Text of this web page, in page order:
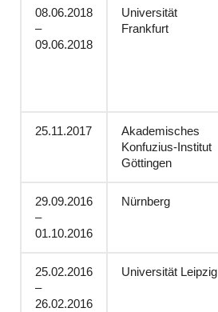
08.06.2018
–
09.06.2018
Universität
Frankfurt
25.11.2017
Akademisches
Konfuzius-Institut
Göttingen
29.09.2016
–
01.10.2016
Nürnberg
25.02.2016
–
26.02.2016
Universität Leipzig